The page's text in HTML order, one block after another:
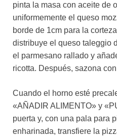
pinta la masa con aceite de
uniformemente el queso
borde de 1cm para la
distribuye el queso taleggio
el parmesano rallado y
ricotta. Después, sazona
Cuando el horno esté
«AÑADIR ALIMENTO» y
puerta y, con una pala para
enharinada, transfiere la